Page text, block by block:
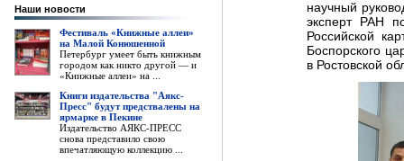
Наши новости
Фестиваль «Книжные аллеи»
на Малой Конюшенной
Петербург умеет быть книжным
городом как никто другой — и
«Книжные аллеи» на ...
Книги издательства "Аякс-
Пресс" будут предствалены на
ярмарке в Пекине
Издательство АЯКС-ПРЕСС
снова представило свою
впечатляющую коллекцию ...
научный
эксперт РАН
Российской
Боспорского
в Ростовской